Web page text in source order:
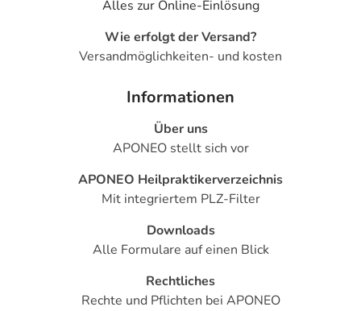
Alles zur Online-Einlösung
Wie erfolgt der Versand?
Versandmöglichkeiten- und kosten
Informationen
Über uns
APONEO stellt sich vor
APONEO Heilpraktikerverzeichnis
Mit integriertem PLZ-Filter
Downloads
Alle Formulare auf einen Blick
Rechtliches
Rechte und Pflichten bei APONEO